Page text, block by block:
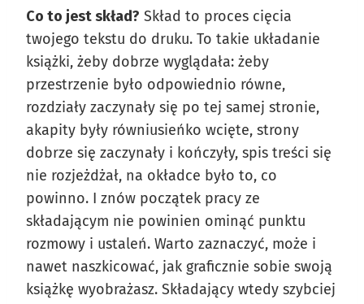
Co to jest skład? Skład to proces cięcia
twojego tekstu do druku. To takie układanie
książki, żeby dobrze wyglądała: żeby
przestrzenie było odpowiednio równe,
rozdziały zaczynały się po tej samej stronie,
akapity były równiusieńko wcięte, strony
dobrze się zaczynały i kończyły, spis treści się
nie rozjeżdżał, na okładce było to, co
powinno. I znów początek pracy ze
składającym nie powinien ominąć punktu
rozmowy i ustaleń. Warto zaznaczyć, może i
nawet naszkicować, jak graficznie sobie swoją
książkę wyobrażasz. Składający wtedy szybciej